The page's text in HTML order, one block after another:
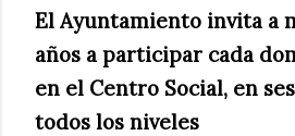
El Ayuntamiento invita a
años a participar cada
en el Centro Social, en
todos los niveles